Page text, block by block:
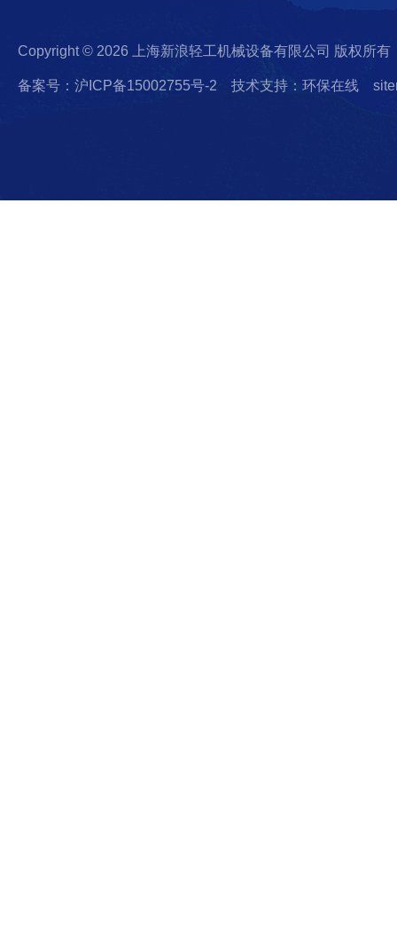
Copyright © 2026 上海新浪轻工机械设备有限公司 版权所有
备案号：沪ICP备15002755号-2 技术支持：环保在线